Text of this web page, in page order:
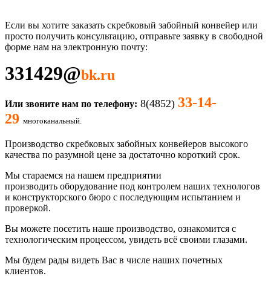
Если вы хотите заказать скребковый забойный конвейер или
просто получить консультацию, отправьте заявку в свободной
форме нам на электронную почту:
331429@bk.ru
Или звоните нам по телефону: 8(4852) 33-14-
29 многоканальный.
Производство скребковых забойных конвейеров высокого
качества по разумной цене за достаточно короткий срок.
Мы стараемся на нашем предприятии
производить оборудование под контролем наших технологов
и конструкторского бюро с последующим испытанием и
проверкой.
Вы можете посетить наше производство, ознакомится с
технологическим процессом, увидеть всё своими глазами.
Мы будем рады видеть Вас в числе наших почетных
клиентов.